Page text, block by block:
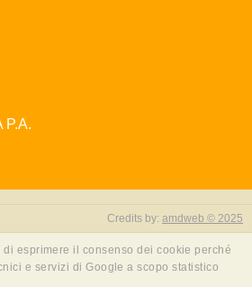
P.A.
Credits by: amdweb © 2025
esprimere il consenso dei cookie perché
e servizi di Google a scopo statistico